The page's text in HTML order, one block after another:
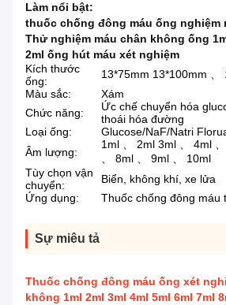
Làm nổi bật:
thuốc chống đông máu ống nghiệm
Thử nghiệm máu chân không ống
2ml ống hút máu xét nghiệm
Kích thước
ống:
13*75mm 13*100mm 、
Màu sắc:
Xám
Chức năng:
Ức chế chuyển hóa
thoái hóa đường
Loại ống:
Glucose/NaF/Natri
Âm lượng:
1ml 、 2ml 3ml 、 4ml
、 8ml 、 9ml 、 10ml
Tùy chọn vận
chuyển:
Biển, không khí, xe lửa
Ứng dụng:
Thuốc chống đông máu
Sự miêu tả
Thuốc chống đông máu ống xét
không 1ml 2ml 3ml 4ml 5ml 6ml 7ml